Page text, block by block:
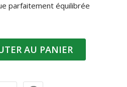
parfaitement équilibrée
AU PANIER